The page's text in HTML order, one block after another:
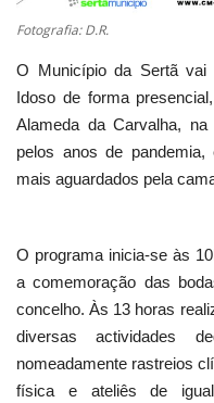
Ficha técnica
Cultura
Lazer
Fotografia: D.R.
O Município da Sertã vai
Idoso de forma
Alameda da Carvalha,
pelos anos de
mais aguardados pela
O programa inicia-se às
a comemoração das
concelho. Às 13 horas
diversas actividades
nomeadamente rastreios
física e ateliês de